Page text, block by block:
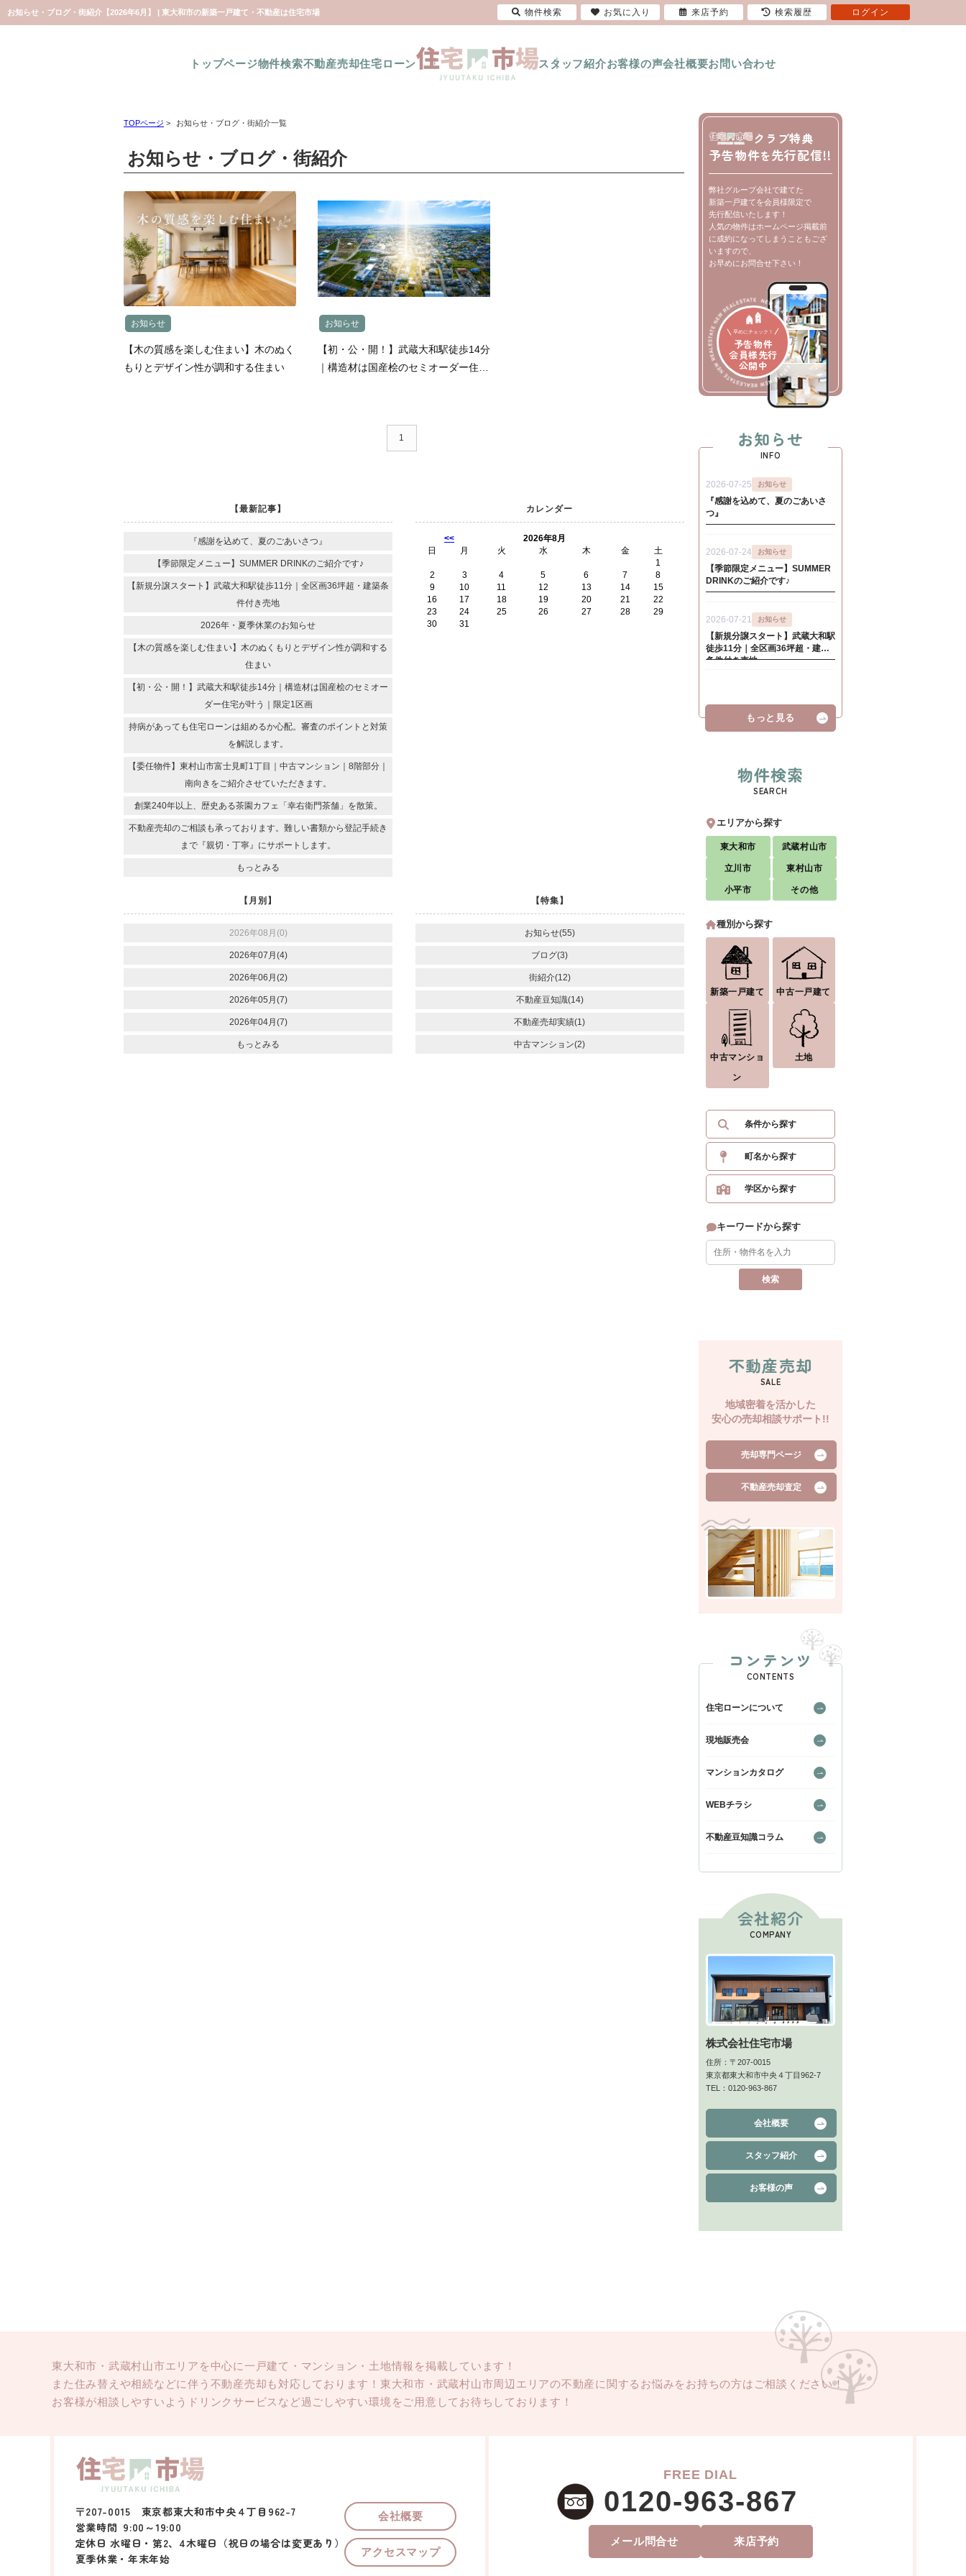
お知らせ・ブログ・街紹介【2026年6月】 | 東大和市の新築一戸建て・不動産は住宅市場
トップページ物件検索不動産売却住宅ローン スタッフ紹介お客様の声会社概要お問い合わせ
TOPページ > お知らせ・ブログ・街紹介一覧
お知らせ・ブログ・街紹介
お知らせ
【木の質感を楽しむ住まい】木のぬく
もりとデザイン性が調和する住まい
お知らせ
【初・公・開！】武蔵大和駅徒歩14分
｜構造材は国産桧のセミオーダー住宅
1
【最新記事】
『感謝を込めて、夏のごあいさつ』
【季節限定メニュー】SUMMER DRINKのご紹介です♪
【新規分譲スタート】武蔵大和駅徒歩11分｜全区画36坪超・建築条
件付き売地
2026年・夏季休業のお知らせ
【木の質感を楽しむ住まい】木のぬくもりとデザイン性が調和する
住まい
【初・公・開！】武蔵大和駅徒歩14分｜構造材は国産桧のセミオー
ダー住宅が叶う｜限定1区画
持病があっても住宅ローンは組めるか心配。審査のポイントと対策
を解説します。
【委任物件】東村山市富士見町1丁目｜中古マンション｜8階部分｜
南向きをご紹介させていただきます。
創業240年以上、歴史ある茶園カフェ「幸右衛門茶舗」を散策。
不動産売却のご相談も承っております。難しい書類から登記手続き
まで『親切・丁寧』にサポートします。
もっとみる
カレンダー
<<
2026年8月
日
月 火 水 木 金
土
1
2
3 4 5 6 7
8
9
10 11 12 13 14
15
16
17 18 19 20 21
22
23
24 25 26 27 28
29
30
31
【月別】
2026年08月(0)
2026年07月(4)
2026年06月(2)
2026年05月(7)
2026年04月(7)
もっとみる
【特集】
お知らせ(55)
ブログ(3)
街紹介(12)
不動産豆知識(14)
不動産売却実績(1)
中古マンション(2)
クラブ特典
予告物件を先行配信!!
弊社グループ会社で建てた
新築一戸建てを会員様限定で
先行配信いたします！
人気の物件はホームページ掲載前
に成約になってしまうこともござ
いますので、
お早めにお問合せ下さい！
早めにチェック！
予告物件
会員様先行
公開中
お知らせ
INFO
もっと見る
物件検索
SEARCH
エリアから探す
東大和市 武蔵村山市
立川市 東村山市
小平市 その他
種別から探す
新築一戸建て 中古一戸建て
中古マンショ
ン
土地
条件から探す
町名から探す
学区から探す
キーワードから探す
不動産売却
SALE
地域密着を活かした
安心の売却相談サポート!!
売却専門ページ
不動産売却査定
コンテンツ
CONTENTS
住宅ローンについて
現地販売会
マンションカタログ
WEBチラシ
不動産豆知識コラム
会社紹介
COMPANY
株式会社住宅市場
住所：〒207-0015
東京都東大和市中央４丁目962-7
TEL：0120-963-867
会社概要
スタッフ紹介
お客様の声
東大和市・武蔵村山市エリアを中心に一戸建て・マンション・土地情報を掲載しています！
また住み替えや相続などに伴う不動産売却も対応しております！東大和市・武蔵村山市周辺エリアの不動産に関するお悩みをお持ちの方はご相談ください！
お客様が相談しやすいようドリンクサービスなど過ごしやすい環境をご用意してお待ちしております！
〒207-0015 東京都東大和市中央４丁目962-7
営業時間 9:00～19:00
定休日 水曜日・第2、4木曜日（祝日の場合は変更あり）
夏季休業・年末年始
会社概要
アクセスマップ
FREE DIAL
0120-963-867
メール問合せ 来店予約
物件検索 お気に入り 来店予約 検索履歴 ログイン